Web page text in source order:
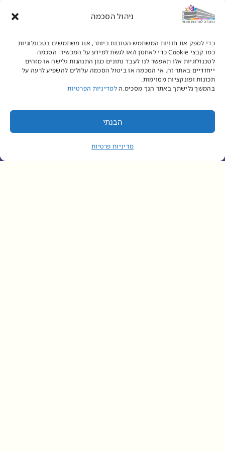
ניהול הסכמה
כדי לספק את חוויות המשתמש הטובות ביותר, אנו משתמשים בטכנולוגיות
כמו קבצי Cookie כדי לאחסן ו/או לגשת למידע על המכשיר. הסכמה
לטכנולוגיות אלו תאפשר לנו לעבד נתונים כגון התנהגות גלישה או מזהים
ייחודיים באתר זה. אי הסכמה או ביטול הסכמה עלולים להשפיע לרעה על
תכונות ופונקציות מסוימות.
בהמשך גלישתך באתר הנך מסכימ.הלמדיניות הפרטיות
הבנתי
מדיניות פרטיות
דברים שחשוב לדעת